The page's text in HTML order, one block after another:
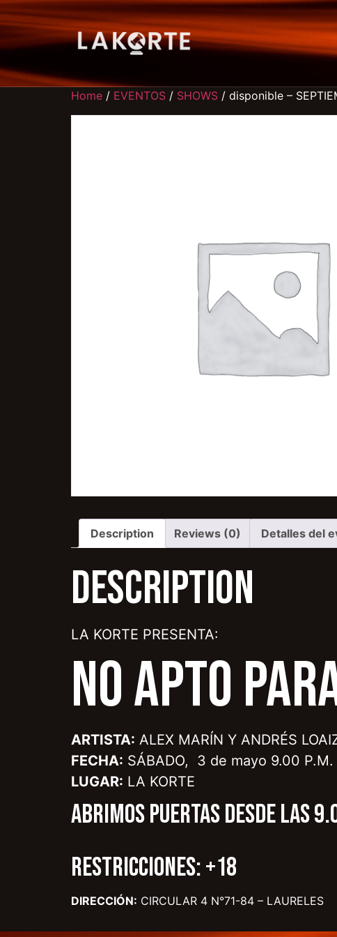
Home / EVENTOS / SHOWS / disponible –
Description Reviews (0) Detalles del
Description
LA KORTE PRESENTA:
NO APTO
ARTISTA: ALEX MARÍN Y ANDRÉS
FECHA: SÁBADO, 3 de mayo 9.00 P.M.
LUGAR: LA KORTE
ABRIMOS PUERTAS DESDE LAS
RESTRICCIONES: +18
DIRECCIÓN: CIRCULAR 4 N°71-84 – LAURELES